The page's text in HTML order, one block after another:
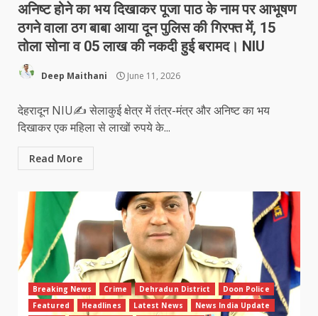
अनिष्ट होने का भय दिखाकर पूजा पाठ के नाम पर आभूषण
ठगने वाला ठग बाबा आया दून पुलिस की गिरफ्त में, 15
तोला सोना व 05 लाख की नकदी हुई बरामद। NIU
Deep Maithani June 11, 2026
देहरादून NIU✍️ सेलाकुई क्षेत्र में तंत्र-मंत्र और अनिष्ट का भय
दिखाकर एक महिला से लाखों रुपये के...
Read More
Breaking News Crime Dehradun District
Doon Police
Featured
Headlines Latest News
News India Update